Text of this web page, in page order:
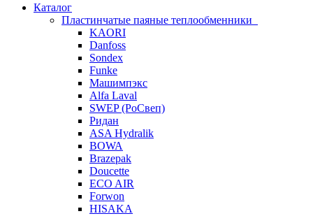
Каталог
Пластинчатые паяные теплообменники
KAORI
Danfoss
Sondex
Funke
Машимпэкс
Alfa Laval
SWEP (РоСвеп)
Ридан
ASA Hydralik
BOWA
Brazepak
Doucette
ECO AIR
Forwon
HISAKA